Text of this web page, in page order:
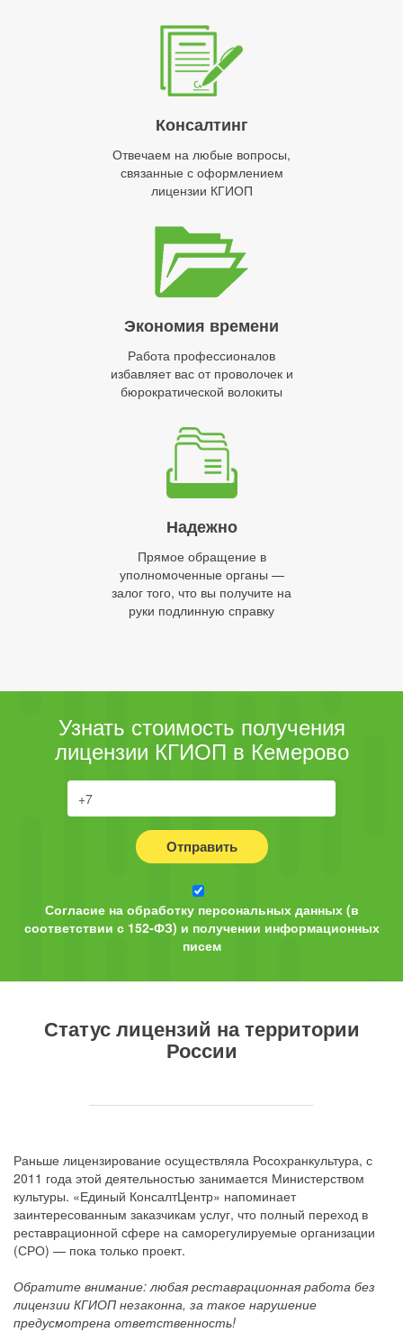
Консалтинг
Отвечаем на любые вопросы,
связанные с оформлением
лицензии КГИОП
Экономия времени
Работа профессионалов
избавляет вас от проволочек и
бюрократической волокиты
Надежно
Прямое обращение в
уполномоченные органы —
залог того, что вы получите на
руки подлинную справку
Узнать стоимость получения
лицензии КГИОП в Кемерово
Отправить
Согласие на обработку персональных данных (в
соответствии с 152-ФЗ) и получении информационных
писем
Статус лицензий на территории
России
Раньше лицензирование осуществляла Росохранкультура, с
2011 года этой деятельностью занимается Министерством
культуры. «Единый КонсалтЦентр» напоминает
заинтересованным заказчикам услуг, что полный переход в
реставрационной сфере на саморегулируемые организации
(СРО) — пока только проект.
Обратите внимание: любая реставрационная работа без
лицензии КГИОП незаконна, за такое нарушение
предусмотрена ответственность!